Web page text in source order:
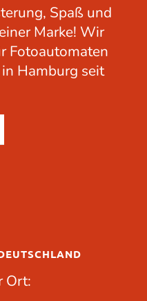
Spaß und
Marke! Wir
Fotoautomaten
Hamburg seit
Ort: